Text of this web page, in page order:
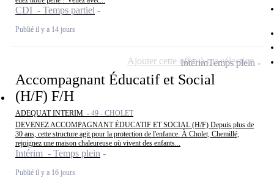
CDI - Temps partiel
Publié il y a 14 jours
Accompagnant Éducatif et Social
(H/F) F/H
ADEQUAT INTERIM - 49 - CHOLET
DEVENEZ ACCOMPAGNANT ÉDUCATIF ET SOCIAL (H/F) Depuis plus de
30 ans, cette structure agit pour la protection de l'enfance. À Cholet, Chemillé,
rejoignez une maison chaleureuse où vivent des enfants...
Intérim - Temps plein
Publié il y a 16 jours
IntérimTemps plein
Ajouter cette offre à ma sélection